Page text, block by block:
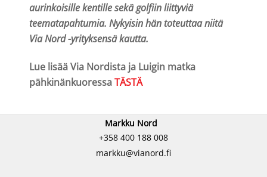
aurinkoisille kentille sekä golfiin liittyviä
teematapahtumia. Nykyisin hän toteuttaa niitä
Via Nord -yrityksensä kautta.
Lue lisää Via Nordista ja Luigin matka
pähkinänkuoressaTÄSTÄ
Markku Nord
+358 400 188 008
markku@vianord.fi